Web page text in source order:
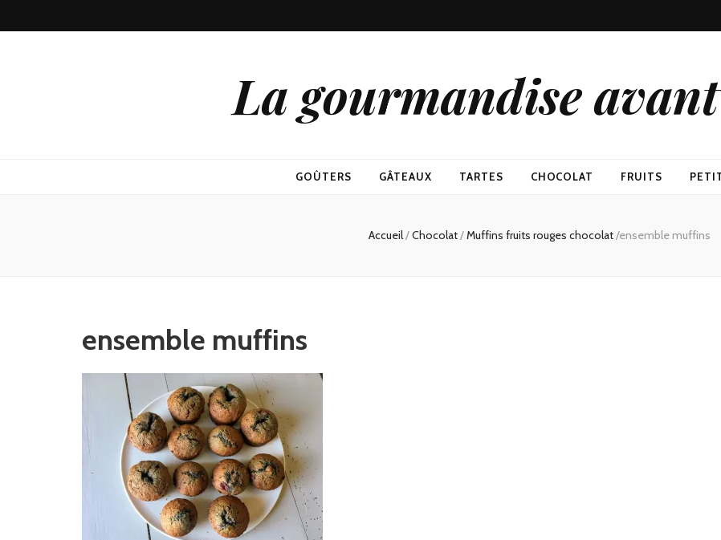
La gourmandise
GOÛTERS GÂTEAUX TARTES CHOCOLAT FRUITS
Accueil/Chocolat/Muffins fruits rouges chocolat/ensemble muffins
ensemble muffins